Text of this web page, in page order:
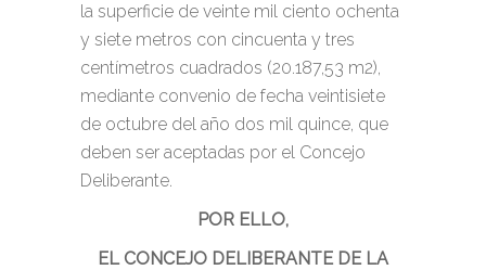
la superficie de veinte mil ciento ochenta
y siete metros con cincuenta y tres
centímetros cuadrados (20.187,53 m2),
mediante convenio de fecha veintisiete
de octubre del año dos mil quince, que
deben ser aceptadas por el Concejo
Deliberante.
POR ELLO,
EL CONCEJO DELIBERANTE DE LA